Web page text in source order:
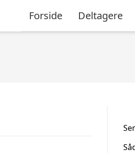
Forside Deltagere